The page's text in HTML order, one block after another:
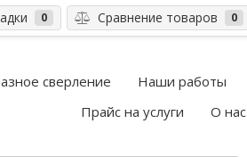
0 Сравнение товаров 0
сверление Наши работы
Прайс на услуги
О нас